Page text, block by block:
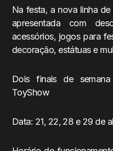
Na festa, a nova linha
apresentada com
acessórios, jogos para
decoração, estátuas e
Dois finais de
ToyShow
Data: 21, 22, 28 e 29 de